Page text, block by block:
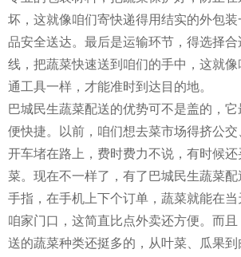
坏，这就像咱们寄快递得用结实的外包
品安全送达。最后是运输环节，得选择
线，把蔬菜快速送到咱们的手中，这就
通工具一样，才能准时到达目的地。
巴城民生蔬菜配送的优势可不是盖的，
便快捷。以前，咱们想去菜市场得挤公
开车堵在路上，费时费力不说，有时候
菜。现在不一样了，有了巴城民生蔬菜
手指，在手机上下个订单，蔬菜就能在当
咱家门口，这简直比点外卖还方便。而
送的蔬菜种类还挺多的，从叶菜、瓜果